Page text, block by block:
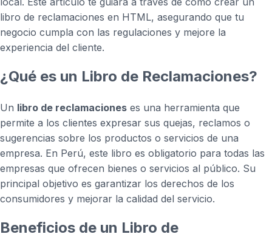
libro de reclamaciones en HTML, asegurando que tu
negocio cumpla con las regulaciones y mejore la
experiencia del cliente.
¿Qué es un Libro de Reclamaciones?
Un libro de reclamaciones es una herramienta que
permite a los clientes expresar sus quejas, reclamos o
sugerencias sobre los productos o servicios de una
empresa. En Perú, este libro es obligatorio para todas las
empresas que ofrecen bienes o servicios al público. Su
principal objetivo es garantizar los derechos de los
consumidores y mejorar la calidad del servicio.
Beneficios de un Libro de